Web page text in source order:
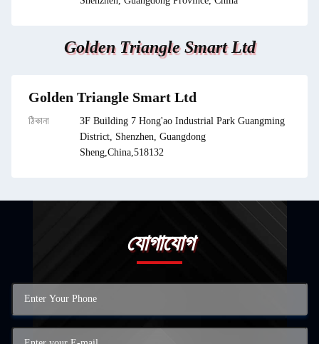
Golden Triangle Smart Ltd
Golden Triangle Smart Ltd
ঠিকানা
3F Building 7 Hong'ao Industrial Park Guangming
District, Shenzhen, Guangdong
Sheng,China,518132
যোগাযোগ